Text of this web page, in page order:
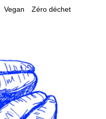
Vegan Zéro déchet